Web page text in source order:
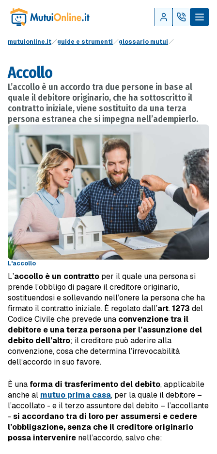
mutuionline.it guide e strumenti glossario mutui
Accollo
L’accollo è un accordo tra due persone in base al
quale il debitore originario, che ha sottoscritto il
contratto iniziale, viene sostituito da una terza
persona estranea che si impegna nell’adempierlo.
L'accollo
L’accollo è un contratto per il quale una persona si
prende l’obbligo di pagare il creditore originario,
sostituendosi e sollevando nell’onere la persona che ha
firmato il contratto iniziale. È regolato dall’art.1273 del
Codice Civile che prevede una convenzione tra il
debitore e una terza persona per l’assunzione del
debito dell’altro; il creditore può aderire alla
convenzione, cosa che determina l’irrevocabilità
dell’accordo in suo favore.
È una forma di trasferimento del debito, applicabile
anche al mutuo prima casa, per la quale il debitore –
l’accollato - e il terzo assuntore del debito – l’accollante
- si accordano tra di loro per assumersi e cedere
l’obbligazione, senza che il creditore originario
possa intervenire nell’accordo, salvo che: